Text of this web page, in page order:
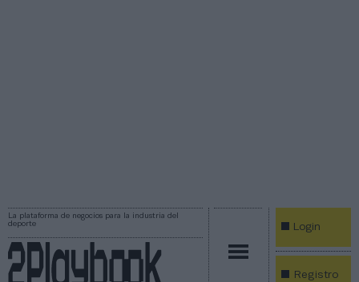
La plataforma de negocios para la industria del
deporte
Login
Registro